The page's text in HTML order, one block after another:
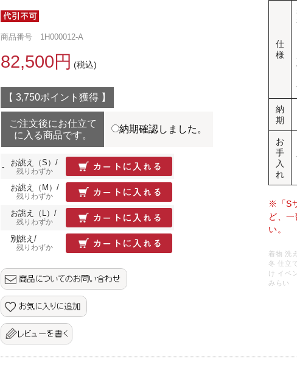
仕
様
納
期
お
手
入
れ
※「S
ど、
い。
着物 洗
冬 仕立
け イベ
みらい
商品番号 1H000012-A
82,500円 (税込)
【 3,750ポイント獲得 】
ご注文後にお仕立て
に入る商品です。
納期確認しました。
- お誂え（S）/
残りわずか
お誂え（M）/
残りわずか
お誂え（L）/
残りわずか
別誂え/
残りわずか